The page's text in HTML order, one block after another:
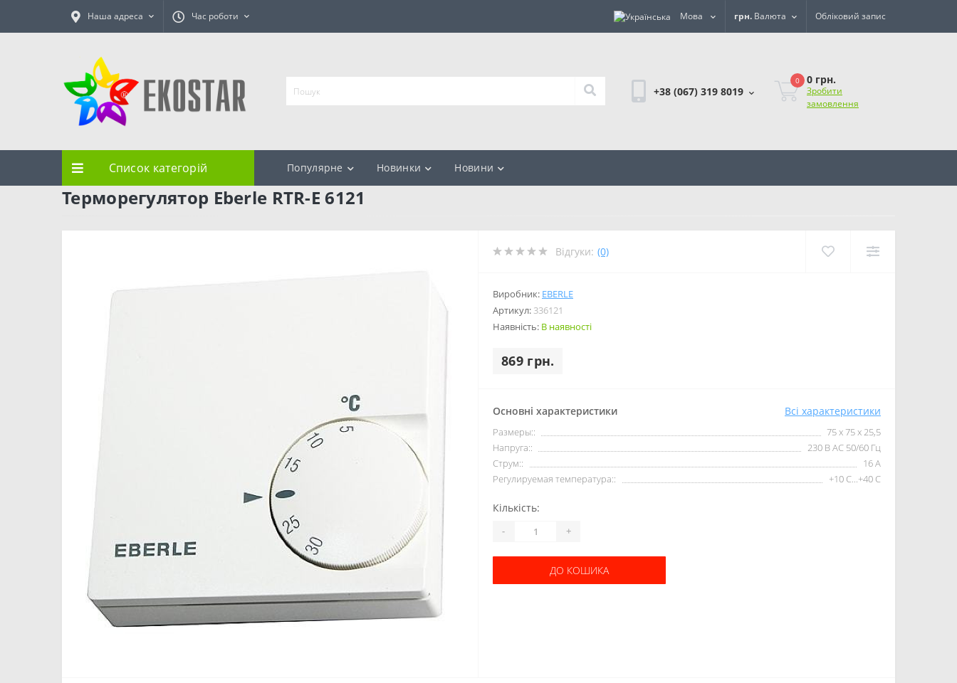
Наша адреса Час роботи Мова грн. Валюта Обліковий запис
+38 (067) 319 8019
0 0 грн.
Зробити
замовлення
Список категорій Популярне Новинки Новини
Терморегулятор Eberle RTR-E 6121
Відгуки: (0)
Виробник: EBERLE
Артикул: 336121
Наявність: В наявності
869 грн.
Основні характеристики Всі характеристики
Размеры::
75 х 75 х 25,5
Напруга::
230 В AC 50/60 Гц
Струм::
16 А
Регулируемая температура::
+10 С...+40 С
Кількість:
- +
ДО КОШИКА